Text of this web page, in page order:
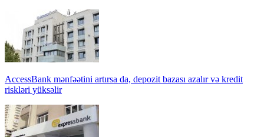
AccessBank mənfəətini artırsa da, depozit bazası azalır və kredit
riskləri yüksəlir